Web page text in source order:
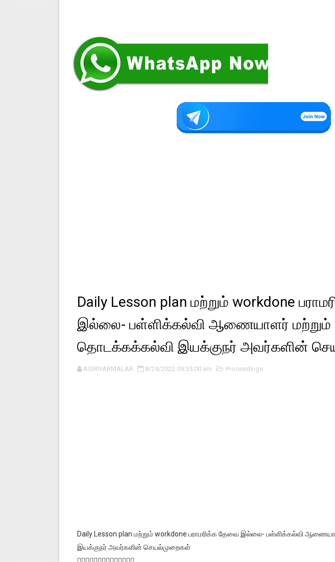
Daily Lesson plan மற்றும் workdone
இல்லை- பள்ளிக்கல்வி ஆணையாளர் மற்றும்
தொடக்கக்கல்வி இயக்குநர் அவர்களின்
ASIRIYARMALAR 8/24/2022 09:35:00 am Proceedings
Daily Lesson plan மற்றும் workdone பராமரிக்க தேவை இல்லை- பள்ளிக்கல்வி
இயக்குநர் அவர்களின் செயல்முறைகள்
👇🏻👇🏻👇🏻👇🏻👇🏻👇🏻👇🏻